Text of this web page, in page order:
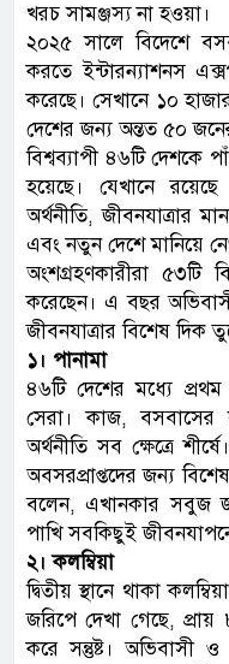
খরচ সামঞ্জস্য না হওয়া।
২০২৫ সালে বিদেশে
করতে ইন্টারন্যাশনস
করেছে। সেখানে ১০
দেশের জন্য অন্তত ৫০
বিশ্বব্যাপী ৪৬টি দেশকে
হয়েছে। যেখানে
অর্থনীতি, জীবনযাত্রার
এবং নতুন দেশে মানিয়ে
অংশগ্রহণকারীরা
করেছেন। এ বছর
জীবনযাত্রার বিশেষ দিক
১। পানামা
৪৬টি দেশের মধ্যে
সেরা। কাজ, বসবাসের
অর্থনীতি সব ক্ষেত্রে
অবসরপ্রাপ্তদের জন্য
বলেন, এখানকার সবুজ
পাখি সবকিছুই
২। কলম্বিয়া
দ্বিতীয় স্থানে থাকা
জরিপে দেখা গেছে,
করে সন্তুষ্ট। অভিবাসী ও